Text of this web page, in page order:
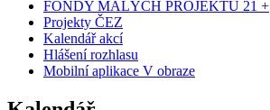
FONDY MALÝCH PROJEKTŮ 21 +
Projekty ČEZ
Kalendář akcí
Hlášení rozhlasu
Mobilní aplikace V obraze